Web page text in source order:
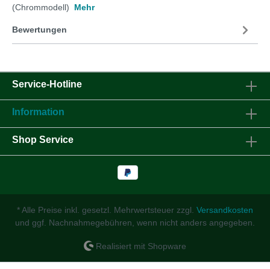
(Chrommodell) Mehr
Bewertungen
Service-Hotline
Information
Shop Service
* Alle Preise inkl. gesetzl. Mehrwertsteuer zzgl. Versandkosten
und ggf. Nachnahmegebühren, wenn nicht anders angegeben.
Realisiert mit Shopware